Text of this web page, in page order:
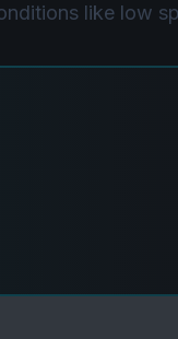
like low